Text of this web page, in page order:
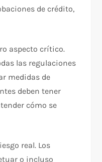
de crédito,
aspecto crítico.
las regulaciones
medidas de
deben tener
cómo se
real. Los
o incluso